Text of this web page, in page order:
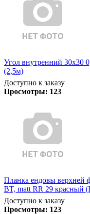
Угол внутренний 30х30
(2,5м)
Доступно к заказу
Просмотры: 123
Планка ендовы верхней
BT, matt RR 29 красный
Доступно к заказу
Просмотры: 123